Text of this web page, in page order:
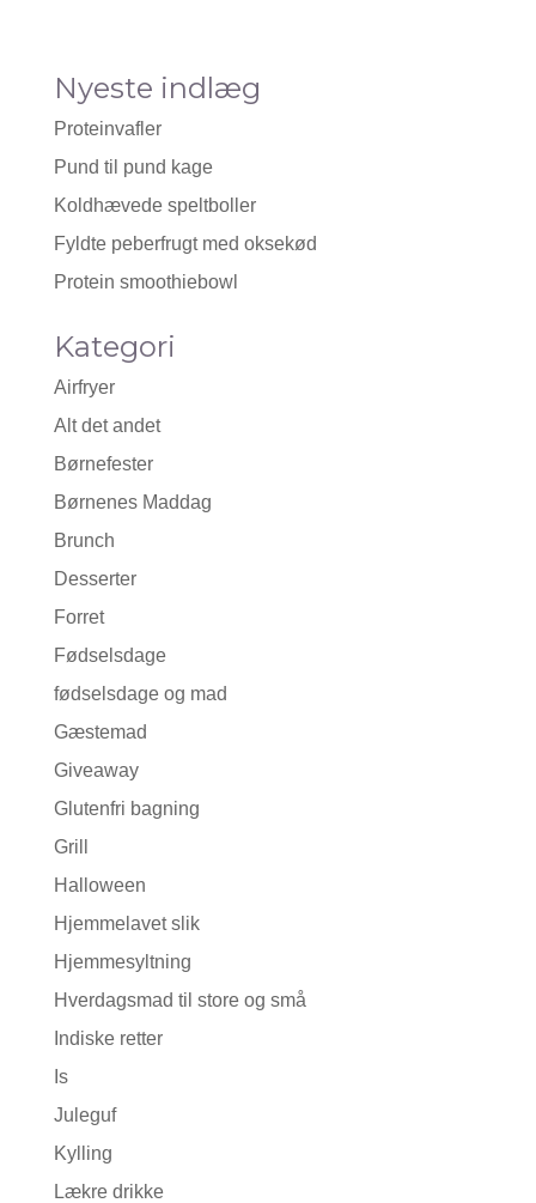
Nyeste indlæg
Proteinvafler
Pund til pund kage
Koldhævede speltboller
Fyldte peberfrugt med oksekød
Protein smoothiebowl
Kategori
Airfryer
Alt det andet
Børnefester
Børnenes Maddag
Brunch
Desserter
Forret
Fødselsdage
fødselsdage og mad
Gæstemad
Giveaway
Glutenfri bagning
Grill
Halloween
Hjemmelavet slik
Hjemmesyltning
Hverdagsmad til store og små
Indiske retter
Is
Juleguf
Kylling
Lækre drikke